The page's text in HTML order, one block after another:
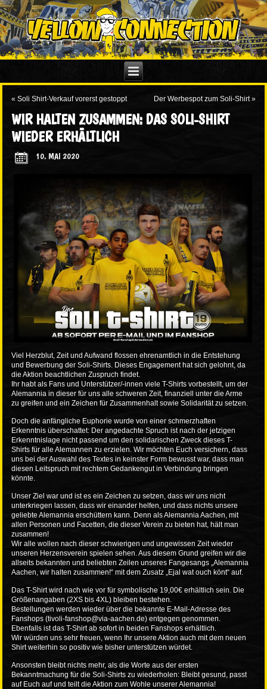
«Soli Shirt-Verkauf vorerst gestoppt Der Werbespot zum Soli-Shirt»
WIR HALTEN ZUSAMMEN: DAS SOLI-SHIRT
WIEDER ERHÄLTLICH
10. MAI 2020
Viel Herzblut, Zeit und Aufwand flossen ehrenamtlich in die Entstehung
und Bewerbung der Soli-Shirts. Dieses Engagement hat sich gelohnt, da
die Aktion beachtlichen Zuspruch findet.
Ihr habt als Fans und Unterstützer/-innen viele T-Shirts vorbestellt, um der
Alemannia in dieser für uns alle schweren Zeit, finanziell unter die Arme
zu greifen und ein Zeichen für Zusammenhalt sowie Solidarität zu setzen.
Doch die anfängliche Euphorie wurde von einer schmerzhaften
Erkenntnis überschattet: Der angedachte Spruch ist nach der jetzigen
Erkenntnislage nicht passend um den solidarischen Zweck dieses T-
Shirts für alle Alemannen zu erzielen. Wir möchten Euch versichern, dass
uns bei der Auswahl des Textes in keinster Form bewusst war, dass man
diesen Leitspruch mit rechtem Gedankengut in Verbindung bringen
könnte.
Unser Ziel war und ist es ein Zeichen zu setzen, dass wir uns nicht
unterkriegen lassen, dass wir einander helfen, und dass nichts unsere
geliebte Alemannia erschüttern kann. Denn als Alemannia Aachen, mit
allen Personen und Facetten, die dieser Verein zu bieten hat, hält man
zusammen!
Wir alle wollen nach dieser schwierigen und ungewissen Zeit wieder
unseren Herzensverein spielen sehen. Aus diesem Grund greifen wir die
allseits bekannten und beliebten Zeilen unseres Fangesangs „Alemannia
Aachen, wir halten zusammen!“ mit dem Zusatz „Ejal wat ouch könt“ auf.
Das T-Shirt wird nach wie vor für symbolische 19,00€ erhältlich sein. Die
Größenangaben (2XS bis 4XL) bleiben bestehen.
Bestellungen werden wieder über die bekannte E-Mail-Adresse des
Fanshops (tivoli-fanshop@via-aachen.de) entgegen genommen.
Ebenfalls ist das T-Shirt ab sofort in beiden Fanshops erhältlich.
Wir würden uns sehr freuen, wenn Ihr unsere Aktion auch mit dem neuen
Shirt weiterhin so positiv wie bisher unterstützen würdet.
Ansonsten bleibt nichts mehr, als die Worte aus der ersten
Bekanntmachung für die Soli-Shirts zu wiederholen: Bleibt gesund, passt
auf Euch auf und teilt die Aktion zum Wohle unserer Alemannia!